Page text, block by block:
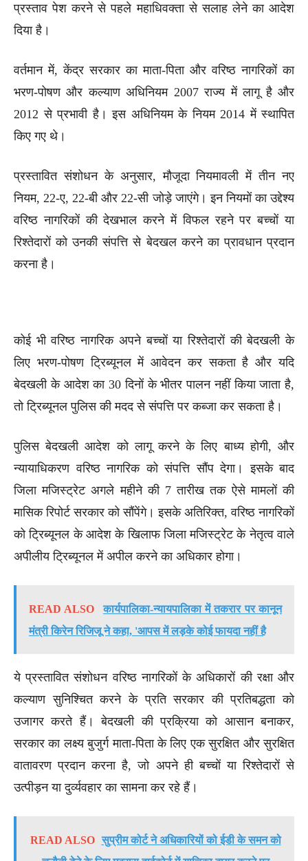
प्रस्ताव पेश करने से पहले महाधिवक्ता से सलाह लेने का आदेश
दिया है।
वर्तमान में, केंद्र सरकार का माता-पिता और वरिष्ठ नागरिकों का
भरण-पोषण और कल्याण अधिनियम 2007 राज्य में लागू है और
2012 से प्रभावी है। इस अधिनियम के नियम 2014 में स्थापित
किए गए थे।
प्रस्तावित संशोधन के अनुसार, मौजूदा नियमावली में तीन नए
नियम, 22-ए, 22-बी और 22-सी जोड़े जाएंगे। इन नियमों का उद्देश्य
वरिष्ठ नागरिकों की देखभाल करने में विफल रहने पर बच्चों या
रिश्तेदारों को उनकी संपत्ति से बेदखल करने का प्रावधान प्रदान
करना है।
कोई भी वरिष्ठ नागरिक अपने बच्चों या रिश्तेदारों की बेदखली के
लिए भरण-पोषण ट्रिब्यूनल में आवेदन कर सकता है और यदि
बेदखली के आदेश का 30 दिनों के भीतर पालन नहीं किया जाता है,
तो ट्रिब्यूनल पुलिस की मदद से संपत्ति पर कब्जा कर सकता है।
पुलिस बेदखली आदेश को लागू करने के लिए बाध्य होगी, और
न्यायाधिकरण वरिष्ठ नागरिक को संपत्ति सौंप देगा। इसके बाद
जिला मजिस्ट्रेट अगले महीने की 7 तारीख तक ऐसे मामलों की
मासिक रिपोर्ट सरकार को सौंपेंगे। इसके अतिरिक्त, वरिष्ठ नागरिकों
को ट्रिब्यूनल के आदेश के खिलाफ जिला मजिस्ट्रेट के नेतृत्व वाले
अपीलीय ट्रिब्यूनल में अपील करने का अधिकार होगा।
READ ALSO
कार्यपालिका-न्यायपालिका में तकरार पर कानून
मंत्री किरेन रिजिजू ने कहा, 'आपस में लड़के कोई फायदा नहीं है
ये प्रस्तावित संशोधन वरिष्ठ नागरिकों के अधिकारों की रक्षा और
कल्याण सुनिश्चित करने के प्रति सरकार की प्रतिबद्धता को
उजागर करते हैं। बेदखली की प्रक्रिया को आसान बनाकर,
सरकार का लक्ष्य बुजुर्ग माता-पिता के लिए एक सुरक्षित और सुरक्षित
वातावरण प्रदान करना है, जो अपने ही बच्चों या रिश्तेदारों से
उत्पीड़न या दुर्व्यवहार का सामना कर रहे हैं।
READ ALSO सुप्रीम कोर्ट ने अधिकारियों को ईडी के समन को